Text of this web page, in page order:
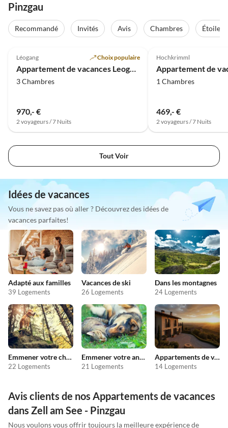
Pinzgau
Recommandé Invités Avis Chambres Étoiles
Super hôte
Meilleure
Léogang Choix populaire
Appartement de vacances Leogang Sonnberg
3 Chambres
970,- €
2 voyageurs / 7 Nuits
Hochkrimml
1 Chambres
469,- €
2 voyageurs / 7 Nuits
Tout Voir
Idées de vacances
Vous ne savez pas où aller ? Découvrez des idées de
vacances parfaites!
Adapté aux familles
39 Logements
Vacances de ski
26 Logements
Dans les montagnes
24 Logements
Emmener votre chien en vacances
22 Logements
Emmener votre animal en vacances
21 Logements
Appartements de vacances pas chers
14 Logements
Avis clients de nos Appartements de vacances
dans Zell am See - Pinzgau
Nous voulons vous offrir toujours la meilleure expérience de